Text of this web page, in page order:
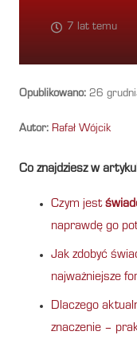
7 lat temu
Opublikowano: 26
Autor: Rafał Wójcik
Co znajdziesz w
Czym jest
naprawdę go
Jak zdobyć
najważniejsze
Dlaczego
znaczenie –